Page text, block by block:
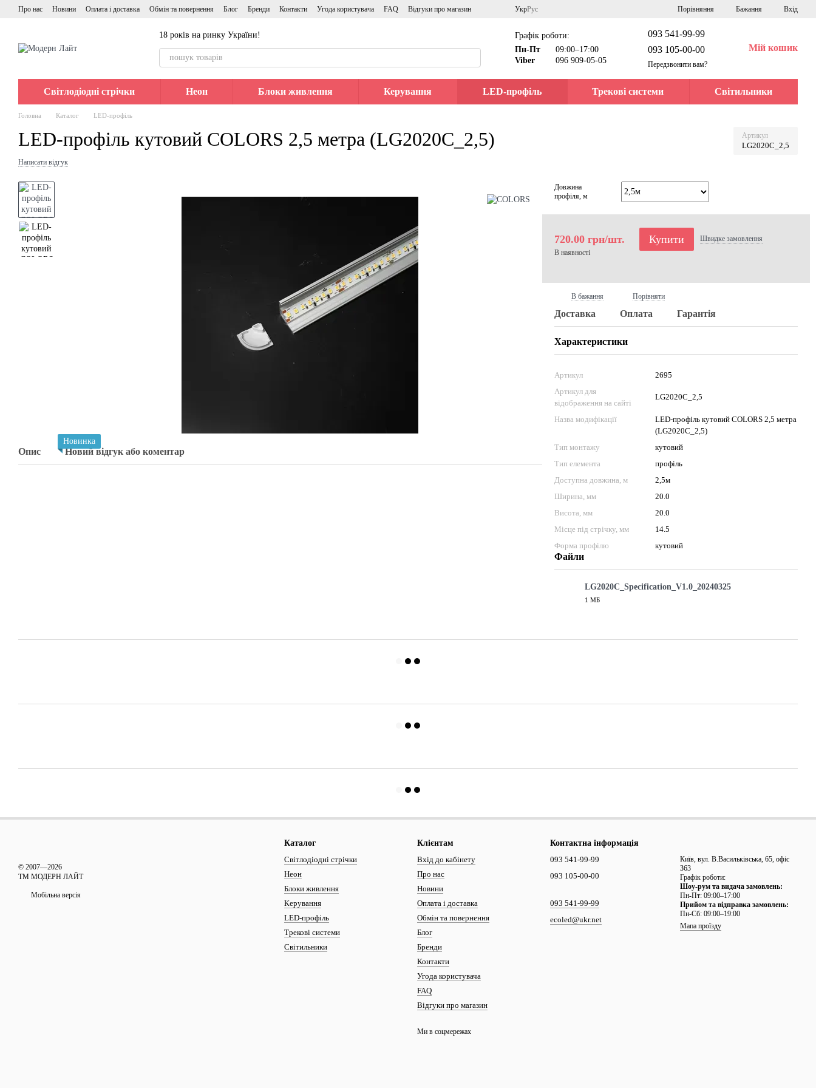
Перейти до основного контенту
Про нас Новини Оплата і доставка Обмін та повернення Блог Бренди Контакти Угода користувача FAQ Відгуки про магазин УкрРус Порівняння Бажання Вхід
18 років на ринку України!
Графік роботи:
Пн-Пт
09:00–17:00
Viber
096 909-05-05
093 541-99-99
093 105-00-00
Передзвонити вам?
Мій кошик
Світлодіодні стрічки Неон Блоки живлення Керування LED-профіль Трекові системи Світильники
Головна Каталог LED-профіль
LED-профіль кутовий COLORS 2,5 метра (LG2020C_2,5) Артикул
LG2020C_2,5
Написати відгук
Новинка
Опис Новий відгук або коментар
Довжина
профіля, м
720.00 грн/шт.
В наявності
Купити Швидкезамовлення
В бажання Порівняти
Доставка Оплата Гарантія
Характеристики
Артикул
2695
Артикул для
відображення на сайті
LG2020C_2,5
Назва модифікації
LED-профіль кутовий COLORS 2,5 метра
(LG2020C_2,5)
Тип монтажу
кутовий
Тип елемента
профіль
Доступна довжина, м
2,5м
Ширина, мм
20.0
Висота, мм
20.0
Місце під стрічку, мм
14.5
Форма профілю
кутовий
Файли
LG2020C_Specification_V1.0_20240325
1 МБ
© 2007—2026
ТМ МОДЕРН ЛАЙТ
Мобільна версія
Каталог
Світлодіодні стрічки
Неон
Блоки живлення
Керування
LED-профіль
Трекові системи
Світильники
Клієнтам
Вхід до кабінету
Про нас
Новини
Оплата і доставка
Обмін та повернення
Блог
Бренди
Контакти
Угода користувача
FAQ
Відгуки про магазин
Ми в соцмережах
Контактна інформація
093 541-99-99
093 105-00-00
093 541-99-99
ecoled@ukr.net
Київ, вул. В.Васильківська, 65, офіс
363
Графік роботи:
Шоу-рум та видача замовлень:
Пн-Пт: 09:00–17:00
Прийом та відправка замовлень:
Пн-Сб: 09:00–19:00
Мапа проїзду